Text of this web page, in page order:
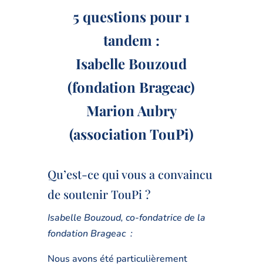
5 questions pour 1
tandem :
Isabelle Bouzoud
(fondation Brageac)
Marion Aubry
(association TouPi)
Qu’est-ce qui vous a convaincu
de soutenir TouPi ?
Isabelle Bouzoud, co-fondatrice de la
fondation Brageac :
Nous avons été particulièrement